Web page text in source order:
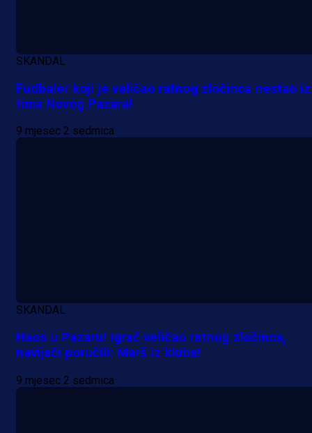
Promo vijesti
Počinje Premijer liga BiH: Pronađi
specijale i iskoristi jedinstvenu
ponudu
SKANDAL
Fudbaler koji je veličao ratnog zločinca nestao iz
tima Novog Pazara!
9 mjesec 2 sedmica
SKANDAL
Haos u Pazaru! Igrač veličao ratnog zločinca,
navijači poručili: Marš iz kluba!
9 mjesec 2 sedmica